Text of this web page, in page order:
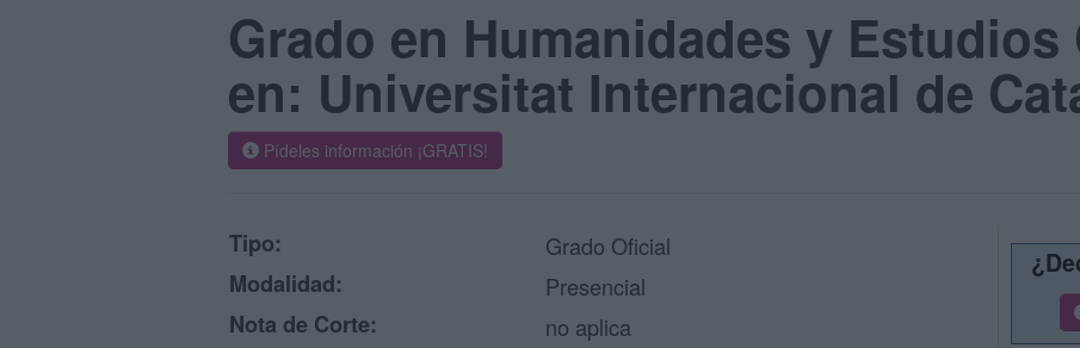
Grado en Humanidades y
en: Universitat Internacional de
Pídeles información ¡GRATIS!
Tipo:
Grado Oficial
Modalidad:
Presencial
Nota de Corte:
no aplica